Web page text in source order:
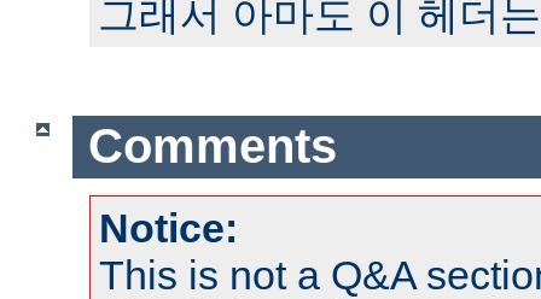
그래서 아마도 이 헤더
Comments
Notice:
This is not a Q&A